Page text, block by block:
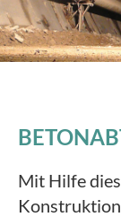
Mit Hilfe